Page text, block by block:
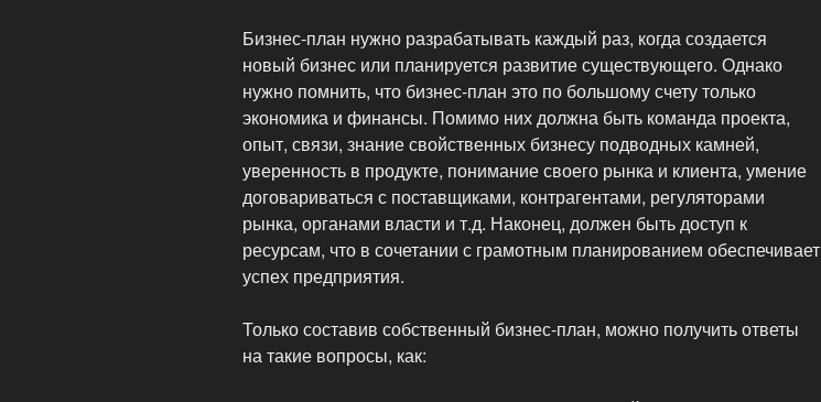
Бизнес-план нужно разрабатывать каждый раз, когда создается
новый бизнес или планируется развитие существующего. Однако
нужно помнить, что бизнес-план это по большому счету только
экономика и финансы. Помимо них должна быть команда проекта,
опыт, связи, знание свойственных бизнесу подводных камней,
уверенность в продукте, понимание своего рынка и клиента, умение
договариваться с поставщиками, контрагентами, регуляторами
рынка, органами власти и т.д. Наконец, должен быть доступ к
ресурсам, что в сочетании с грамотным планированием обеспечивает
успех предприятия.
Только составив собственный бизнес-план, можно получить ответы
на такие вопросы, как: